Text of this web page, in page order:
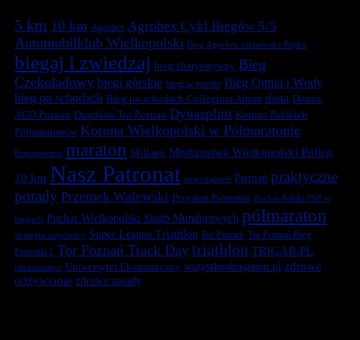
5 km 10 km Agrobex Agrobex Cykl Biegów 5/5
Automobilklub Wielkopolski Bieg Agrobex zalasewska Piątka
biegaj i zwiedzaj bieg charytatywny Bieg
Czekoladowy biegi górskie biegi w terenie Bieg Ognia i Wody
bieg po schodach Bieg po schodach Collegium Altum dieta Domix
AGD Poznań Duathlon Tor Poznań Dynasplint Korona Polskich
Półmaratonów Korona Wielkopolski w Półmaratonie
Koronawirus maraton Millano Mistrzostwa Wielkopolski Policji
10 km Nasz Patronat nawodnienie Poznań praktyczne
porady Przemek Walewski Przystań Posnania Puchar Polski PSP w
biegach Puchar Wielkopolski Służb Mundurowych półmaraton
strategia zwycięzcy Super League Triathlon Tor Poznań Tor Poznań Bieg
Formuła 1 Tor Poznań Track Day triathlon TRIGAR.PL
ultramaraton Uniwersytet Ekonomiczny wszystkoobieganiu.pl zdrowe
odżywianie zdrowe zasady